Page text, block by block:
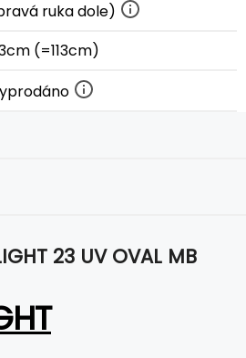
ruka dole)
(=113cm)
23 UV OVAL MB